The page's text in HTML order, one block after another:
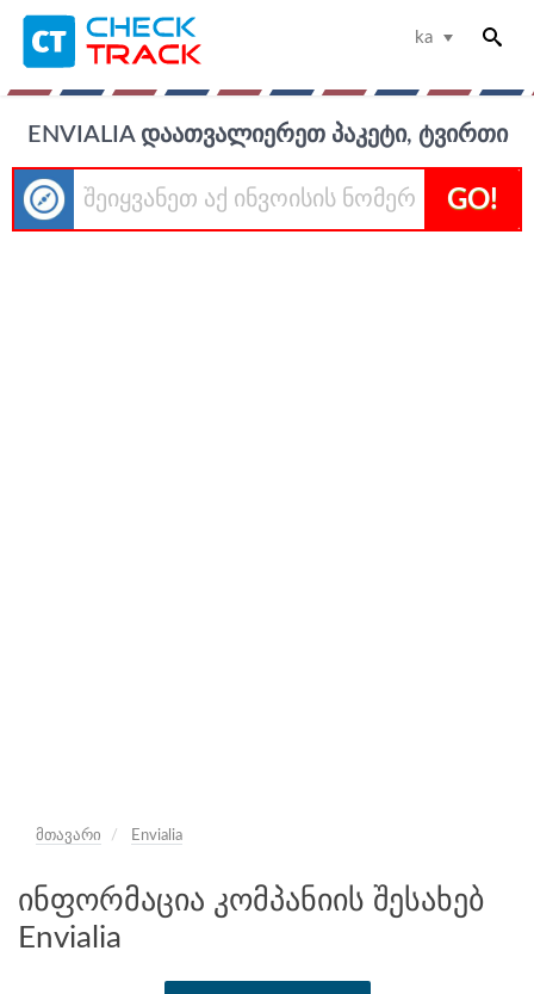
ka
ENVIALIA ᲓᲐᲐᲗᲕᲐᲚᲘᲔᲠᲔᲗ ᲞᲐᲙᲔᲢᲘ, ᲢᲕᲘᲠᲗᲘ
GO!
მთავარი Envialia
ინფორმაცია კომპანიის შესახებ
Envialia